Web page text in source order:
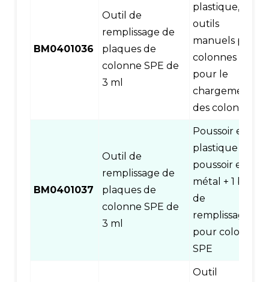
BM0401036
Outil de
remplissage de
plaques de
colonne SPE de
3 ml
plastique,
outils
manuels pour
colonnes SPE
pour le
chargement
des colonnes
BM0401037
Outil de
remplissage de
plaques de
colonne SPE de
3 ml
Poussoir en
plastique +
poussoir en
métal + 1 base
de
remplissage
pour colonne
SPE
Outil